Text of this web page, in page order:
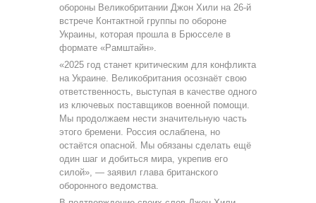
обороны Великобритании Джон Хили на 26-й
встрече Контактной группы по обороне
Украины, которая прошла в Брюсселе в
формате «Рамштайн».
«2025 год станет критическим для конфликта
на Украине. Великобритания осознаёт свою
ответственность, выступая в качестве одного
из ключевых поставщиков военной помощи.
Мы продолжаем нести значительную часть
этого бремени. Россия ослаблена, но
остаётся опасной. Мы обязаны сделать ещё
один шаг и добиться мира, укрепив его
силой», — заявил глава британского
оборонного ведомства.